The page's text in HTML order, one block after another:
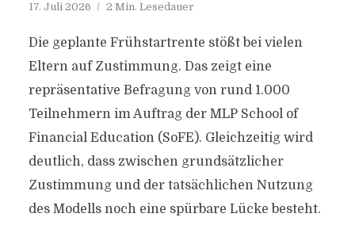
17. Juli 2026 2 Min. Lesedauer
Die geplante Frühstartrente stößt bei vielen
Eltern auf Zustimmung. Das zeigt eine
repräsentative Befragung von rund 1.000
Teilnehmern im Auftrag der MLP School of
Financial Education (SoFE). Gleichzeitig wird
deutlich, dass zwischen grundsätzlicher
Zustimmung und der tatsächlichen Nutzung
des Modells noch eine spürbare Lücke besteht.